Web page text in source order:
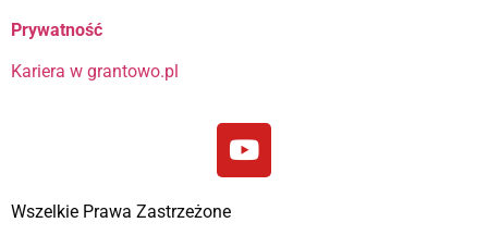
Prywatność
Kariera w grantowo.pl
Wszelkie Prawa Zastrzeżone